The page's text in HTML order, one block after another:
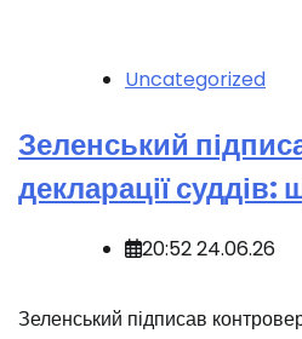
Uncategorized
Зеленський
декларації суддів:
20:52 24.06.26
️Зеленський підписав